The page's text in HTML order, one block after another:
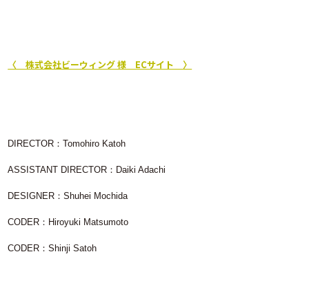
〈 株式会社ビーウィング 様 ECサイト 〉
DIRECTOR ：Tomohiro Katoh
ASSISTANT DIRECTOR ： Daiki Adachi
DESIGNER ：Shuhei Mochida
CODER ： Hiroyuki Matsumoto
CODER ：Shinji Satoh